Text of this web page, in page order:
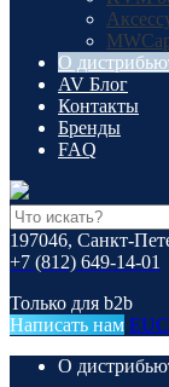
О
AV Блог
Контакты
Бренды
FAQ
197046, Санкт-
+7 (812) 649-14-01
Только для b2b
Написать нам
О